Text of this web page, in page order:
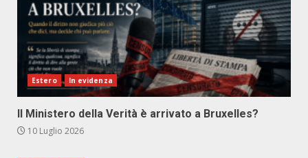
Estero In evidenza
Il Ministero della Verità è arrivato a Bruxelles?
10 Luglio 2026